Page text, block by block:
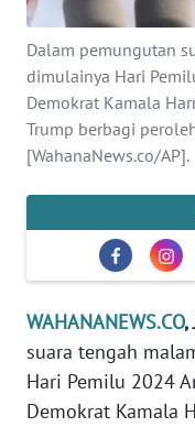
Dalam pemungutan
dimulainya Hari
Demokrat Kamala
Trump berbagi
[WahanaNews.co/AP].
WAHANANEWS.CO,
suara tengah
Hari Pemilu 2024
Demokrat Kamala
SERBA-SERBI
PENDIDIKAN
OLAHRAGA
OPINI
EDITORIAL
Informasi
INDEKS
BERITA